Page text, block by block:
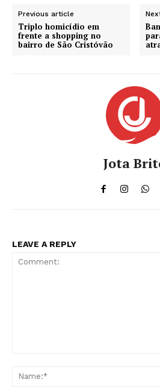
Previous article
Triplo homicídio em
frente a shopping no
bairro de São Cristóvão
Jota
LEAVE A REPLY